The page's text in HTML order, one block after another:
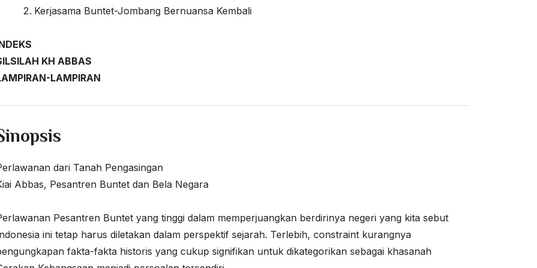
Kerjasama Buntet-Jombang Bernuansa Kembali
KH ABBAS
LAMPIRAN
dari Tanah Pengasingan
Abbas, Pesantren Buntet dan Bela Negara
Pesantren Buntet yang tinggi dalam memperjuangkan berdirinya negeri yang kita sebut
ini tetap harus diletakan dalam perspektif sejarah. Terlebih, constraint kurangnya
fakta-fakta historis yang cukup signifikan untuk dikategorikan sebagai khasanah